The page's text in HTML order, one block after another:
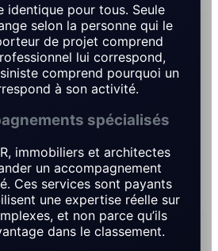
identique pour tous. Seule
selon la personne qui le
de projet comprend
lui correspond,
comprend pourquoi un
à son activité.
spécialisés
immobiliers et architectes
un accompagnement
Ces services sont payants
une expertise réelle sur
et non parce qu’ils
dans le classement.